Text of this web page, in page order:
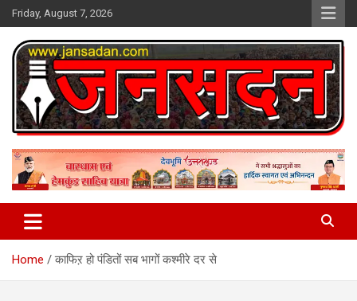
Skip
to
content
Friday, August 7, 2026
Jan Sadan
Home काफिऱ हो पंडितों सब भागों कश्मीरे दर से